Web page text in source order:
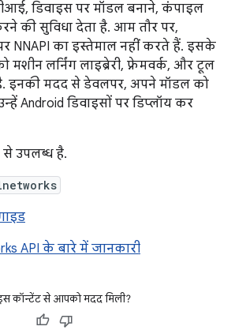
डिवाइस पर मॉडल बनाने, कंपाइल
की सुविधा देता है. आम तौर पर,
NNAPI का इस्तेमाल नहीं करते हैं. इसके
लर्निंग लाइब्रेरी, फ़्रेमवर्क, और टूल
इनकी मदद से डेवलपर, अपने मॉडल को
Android डिवाइसों पर डिप्लॉय कर
उपलब्ध है.
API के बारे में जानकारी
कॉन्टेंट से आपको मदद मिली?